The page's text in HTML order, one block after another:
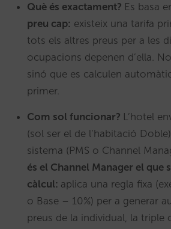
Què és exactament? Es basa
preu cap: existeix una tarifa
tots els altres preus per a les
ocupacions depenen d’ella.
sinó que es calculen
primer.
Com sol funcionar? L’hotel
(sol ser el de l’habitació
sistema (PMS o Channel
és el Channel Manager el que
càlcul: aplica una regla fixa
o Base – 10%) per a generar
preus de la individual, la triple